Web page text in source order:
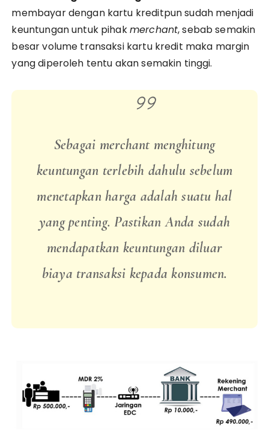
membayar dengan kartu kreditpun sudah menjadi
keuntungan untuk pihakmerchant, sebab semakin
besar volume transaksi kartu kredit maka margin
yang diperoleh tentu akan semakin tinggi.
Sebagai merchant menghitung
keuntungan terlebih dahulu sebelum
menetapkan harga adalah suatu hal
yangpenting.Pastikan Anda sudah
mendapatkan keuntungan diluar
biaya transaksi kepada konsumen.